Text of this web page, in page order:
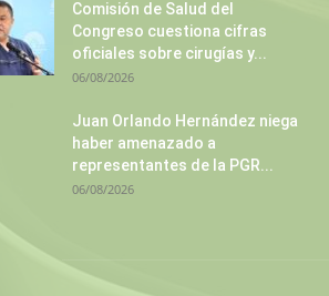
Comisión de Salud del
Congreso cuestiona cifras
oficiales sobre cirugías y...
06/08/2026
Juan Orlando Hernández niega
haber amenazado a
representantes de la PGR...
06/08/2026